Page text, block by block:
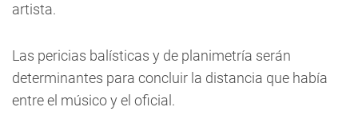
artista.
Las pericias balísticas y de planimetría serán
determinantes para concluir la distancia que había
entre el músico y el oficial.